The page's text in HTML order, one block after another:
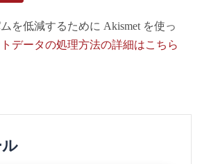
を低減するために Akismet を使っ
データの処理方法の詳細はこちら